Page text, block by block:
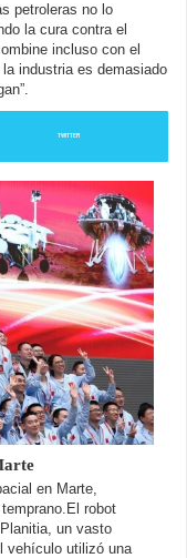
petroleras no lo
la cura contra el
incluso con el
industria es demasiado
TWITTER
en Marte,
robot
un vasto
vehículo utilizó una